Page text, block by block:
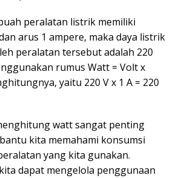
peralatan listrik memiliki
arus 1 ampere, maka daya listrik
peralatan tersebut adalah 220
rumus Watt = Volt x
yaitu 220 V x 1 A = 220
watt sangat penting
kita memahami konsumsi
yang kita gunakan.
dapat mengelola penggunaan